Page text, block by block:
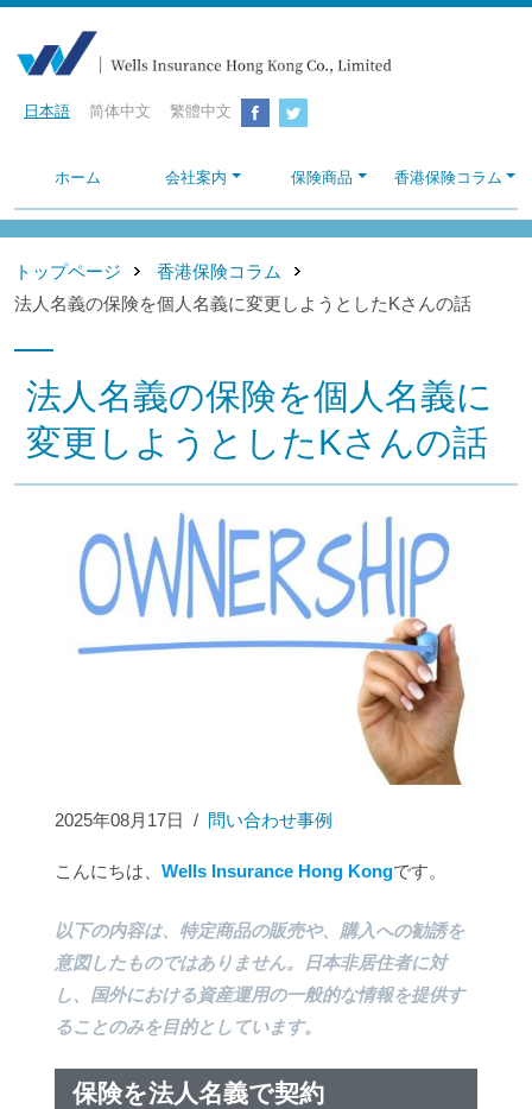
日本語 简体中文 繁體中文
ホーム 会社案内 保険商品 香港保険コラム
トップページ
香港保険コラム
法人名義の保険を個人名義に変更しようとしたKさんの話
法人名義の保険を個人名義に
変更しようとしたKさんの話
2025年08月17日 / 問い合わせ事例
こんにちは、 Wells Insurance Hong Kongです。
以下の内容は、特定商品の販売や、購入への勧誘を
意図したものではありません。日本非居住者に対
し、国外における資産運用の一般的な情報を提供す
ることのみを目的としています。
保険を法人名義で契約